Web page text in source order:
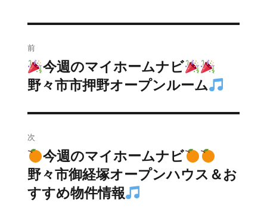
稿
ナ
ビ
ゲ
ー
シ
前
前
の
稿:
今週のマイホームナビ
野々市市押野オープンルーム
次
次
の
投
今週のマイホームナビ
野々市御経塚オープンハウス＆お
すすめ物件情報